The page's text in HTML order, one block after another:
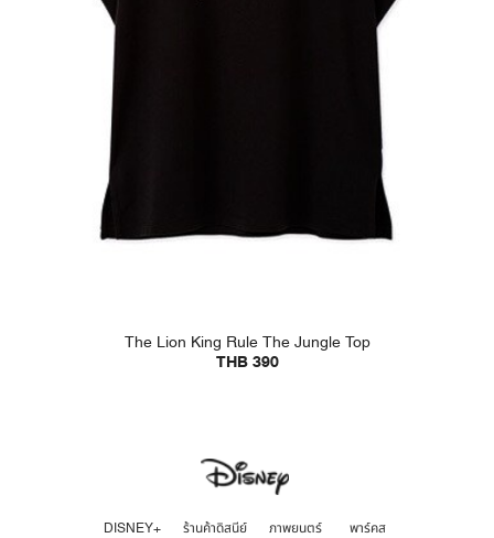
The Lion King Rule The Jungle Top
THB 390
DISNEY+ ร้านค้าดิสนีย์ ภาพยนตร์ พาร์คส